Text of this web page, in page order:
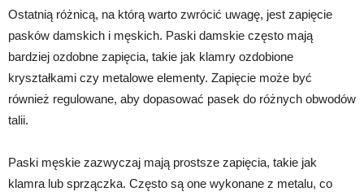
Ostatnią różnicą, na którą warto zwrócić uwagę, jest zapięcie
pasków damskich i męskich. Paski damskie często mają
bardziej ozdobne zapięcia, takie jak klamry ozdobione
kryształkami czy metalowe elementy. Zapięcie może być
również regulowane, aby dopasować pasek do różnych obwodów
talii.
Paski męskie zazwyczaj mają prostsze zapięcia, takie jak
klamra lub sprzączka. Często są one wykonane z metalu, co